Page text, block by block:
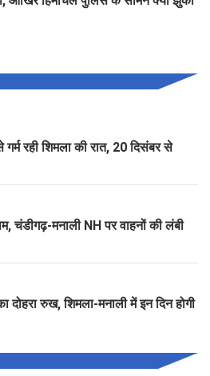
रही शिमला की रात, 20 दिसंबर से
चंडीगढ़-मनाली NH पर वाहनों की लंबी
दोहरा रुख, शिमला-मनाली में इन दिन होगी